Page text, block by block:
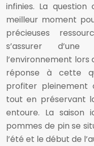
infinies. La
meilleur moment
précieuses
s’assurer
l’environnement lors
réponse à cette
profiter pleinement
tout en préservant
entoure. La saison
pommes de pin se
l’été et le début de